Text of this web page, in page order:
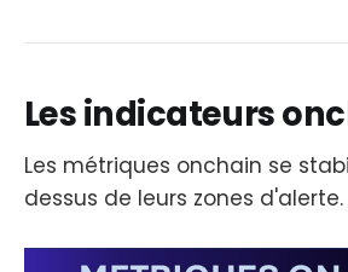
Les indicateurs
Les métriques onchain se
dessus de leurs zones d'alerte.